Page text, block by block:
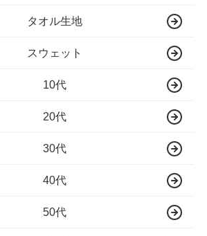
タオル生地
スウェット
10代
20代
30代
40代
50代